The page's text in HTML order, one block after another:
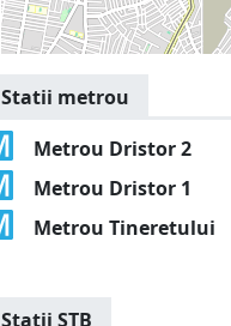
Statii metrou
Metrou Dristor 2
Metrou Dristor 1
Metrou Tineretului
Statii STB